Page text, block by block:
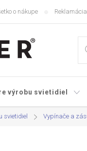
o nákupe
výrobu svietidiel
svietidiel Vypínače a